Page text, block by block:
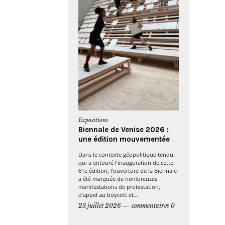
Expositions
Biennale de Venise 2026 :
une édition mouvementée
Dans le contexte géopolitique tendu
qui a entouré l’inauguration de cette
61e édition, l’ouverture de la Biennale
a été marquée de nombreuses
manifestations de protestation,
d’appel au boycott et...
23 juillet 2026
commentaires 0